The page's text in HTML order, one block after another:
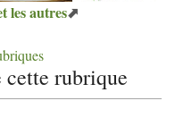
les autres
rubrique